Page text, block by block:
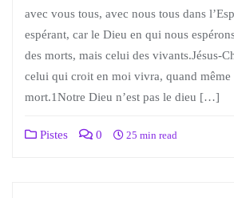
avec vous tous, avec nous tous dans
espérant, car le Dieu en qui nous
des morts, mais celui des vivants.Jésus-
celui qui croit en moi vivra, quand même
mort.1Notre Dieu n’est pas le dieu […]
Pistes 0 25 min read